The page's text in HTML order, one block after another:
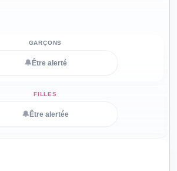
🔔 Être alerté
🔔 Être alertée